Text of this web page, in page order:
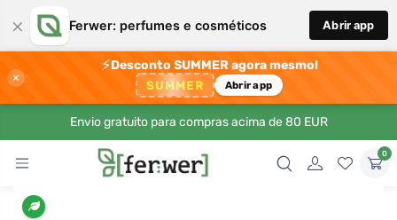
× Ferwer: perfumes e cosméticos Abrir app
×
⚡Desconto SUMMER agora mesmo!
SUMMER Abrir app
Envio gratuito para compras acima de 80 EUR
0